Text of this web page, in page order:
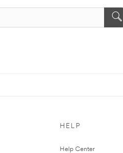
HELP
Help Center